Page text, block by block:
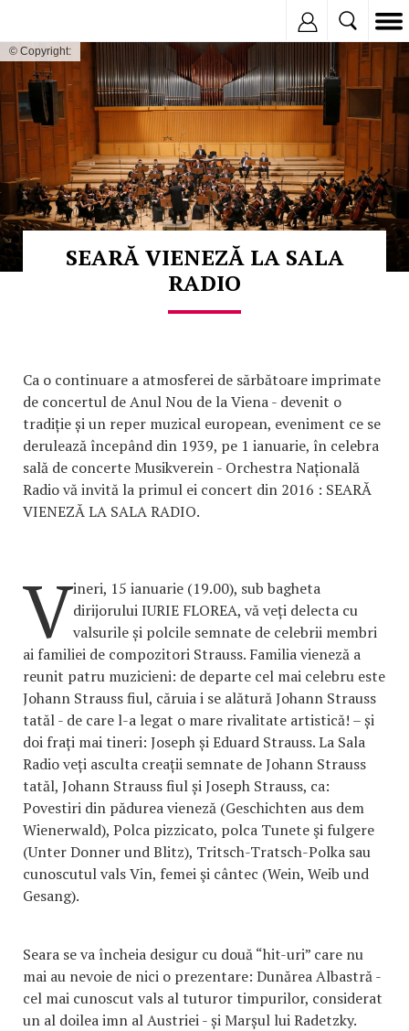
© Copyright:
SEARĂ VIENEZĂ LA SALA
RADIO
Ca o continuare a atmosferei de sărbătoare imprimate
de concertul de Anul Nou de la Viena - devenit o
tradiție și un reper muzical european, eveniment ce se
derulează începând din 1939, pe 1 ianuarie, în celebra
sală de concerte Musikverein - Orchestra Națională
Radio vă invită la primul ei concert din 2016 : SEARĂ
VIENEZĂ LA SALA RADIO.
Vineri, 15 ianuarie (19.00), sub bagheta
dirijorului IURIE FLOREA, vă veți delecta cu
valsurile și polcile semnate de celebrii membri
ai familiei de compozitori Strauss. Familia vieneză a
reunit patru muzicieni: de departe cel mai celebru este
Johann Strauss fiul, căruia i se alătură Johann Strauss
tatăl - de care l-a legat o mare rivalitate artistică! – și
doi frați mai tineri: Joseph și Eduard Strauss. La Sala
Radio veți asculta creații semnate de Johann Strauss
tatăl, Johann Strauss fiul și Joseph Strauss, ca:
Povestiri din pădurea vieneză (Geschichten aus dem
Wienerwald), Polca pizzicato, polca Tunete şi fulgere
(Unter Donner und Blitz), Tritsch-Tratsch-Polka sau
cunoscutul vals Vin, femei şi cântec (Wein, Weib und
Gesang).
Seara se va încheia desigur cu două “hit-uri” care nu
mai au nevoie de nici o prezentare: Dunărea Albastră -
cel mai cunoscut vals al tuturor timpurilor, considerat
un al doilea imn al Austriei - și Marșul lui Radetzky.